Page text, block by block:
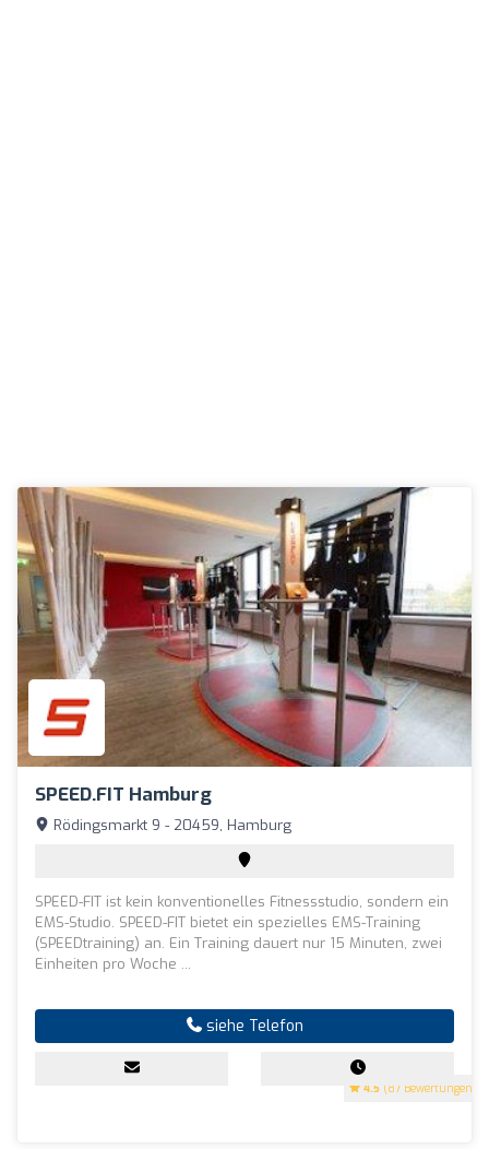
SPEED.FIT Hamburg
4.5 (87 Bewertungen)
Rödingsmarkt 9 - 20459, Hamburg
SPEED-FIT ist kein konventionelles Fitnessstudio, sondern ein
EMS-Studio. SPEED-FIT bietet ein spezielles EMS-Training
(SPEEDtraining) an. Ein Training dauert nur 15 Minuten, zwei
Einheiten pro Woche ...
siehe Telefon